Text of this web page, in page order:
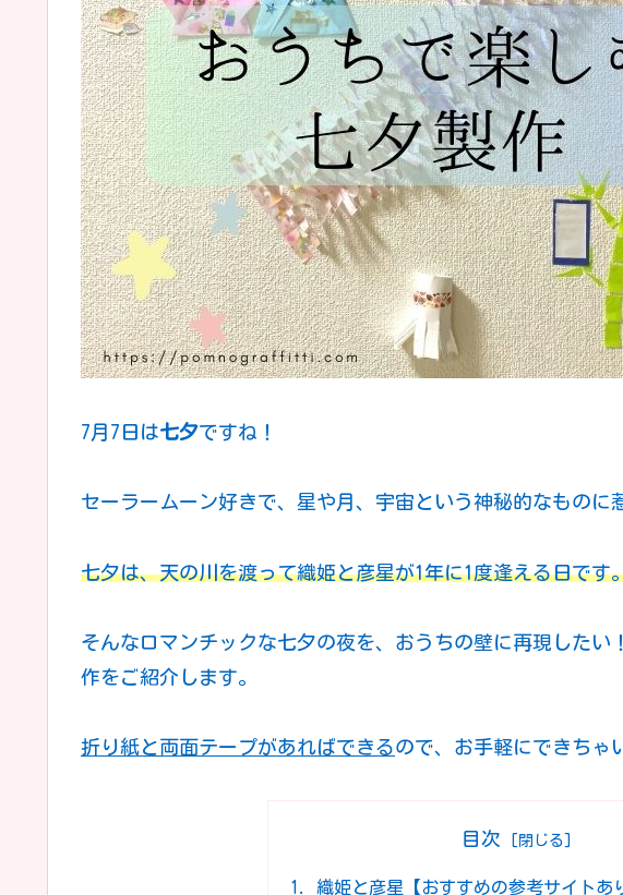
7月7日は七夕ですね！
セーラームーン好きで、星や月、宇宙という神秘的なものに
七夕は、天の川を渡って織姫と彦星が1年に1度逢える日です
そんなロマンチックな七夕の夜を、おうちの壁に再現したい
作をご紹介します。
折り紙と両面テープがあればできるので、お手軽にできちゃ
目次
織姫と彦星【おすすめの参考サイトあ